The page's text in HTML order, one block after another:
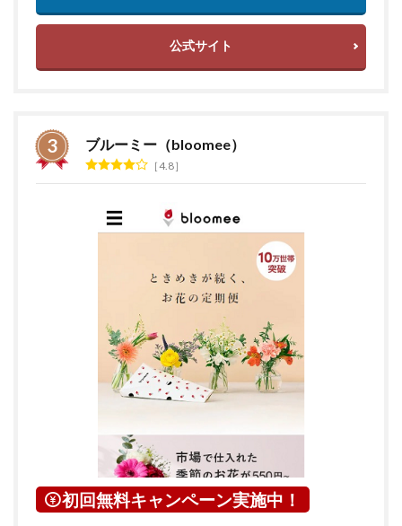
公式サイト
ブルーミー（bloomee）
4.8
初回無料キャンペーン実施中！